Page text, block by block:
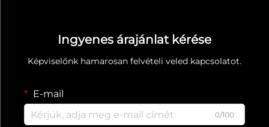
Ingyenes árajánlat kérése
Képviselőnk hamarosan felvételi veled kapcsolatot.
E-mail
0/100